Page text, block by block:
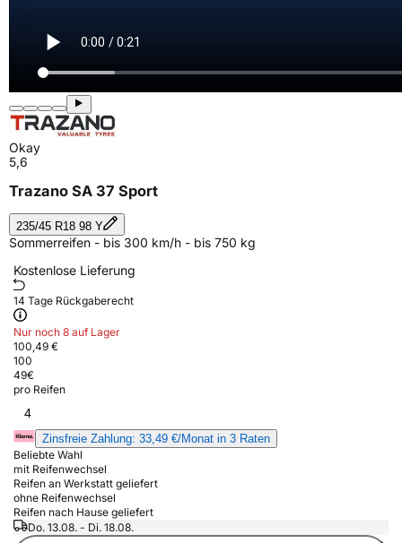
Okay
5,6
Trazano SA 37 Sport
235/45 R18 98 Y
Sommerreifen - bis 300 km/h - bis 750 kg
Kostenlose Lieferung
14 Tage Rückgaberecht
Nur noch 8 auf Lager
100,49 €
100
49€
pro Reifen
4
Zinsfreie Zahlung: 33,49 €/Monat in 3 Raten
Beliebte Wahl
mit Reifenwechsel
Reifen an Werkstatt geliefert
ohne Reifenwechsel
Reifen nach Hause geliefert
Do. 13.08. - Di. 18.08.